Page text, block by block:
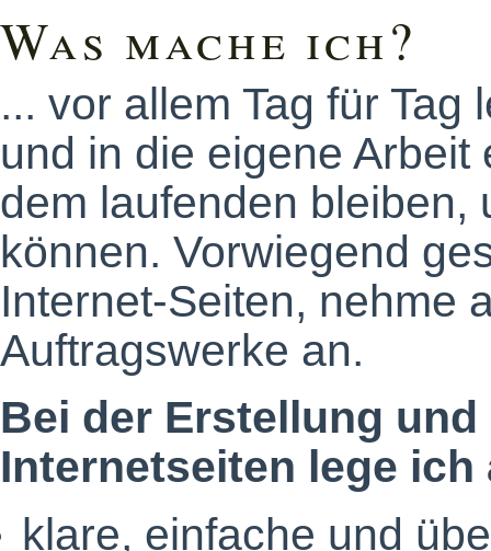
Was mache ich?
... vor allem Tag für
und in die eigene
dem laufenden bleiben,
können. Vorwiegend
Internet-Seiten, nehme
Auftragswerke an.
Bei der Erstellung
Internetseiten lege
klare, einfache und